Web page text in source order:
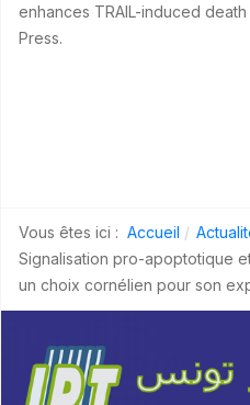
enhances TRAIL-induced
Press.
Vous êtes ici : Accueil
Signalisation pro-apoptotique
un choix cornélien pour son